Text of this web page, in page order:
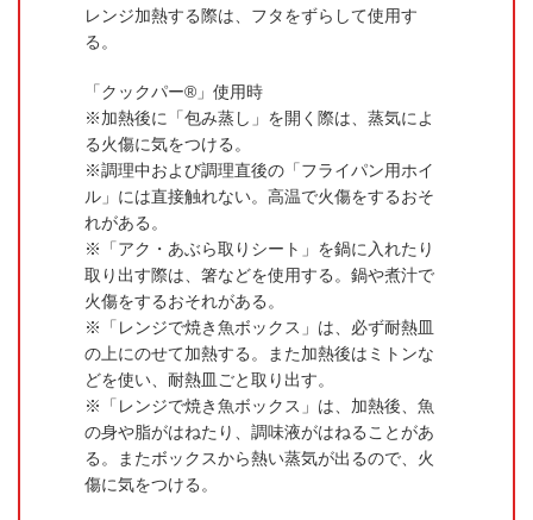
レンジ加熱する際は、フタをずらして使用す
る。
「クックパー®」使用時
加熱後に「包み蒸し」を開く際は、蒸気によ
る火傷に気をつける。
調理中および調理直後の「フライパン用ホイ
ル」には直接触れない。高温で火傷をするおそ
れがある。
「アク・あぶら取りシート」を鍋に入れたり
取り出す際は、箸などを使用する。鍋や煮汁で
火傷をするおそれがある。
「レンジで焼き魚ボックス」は、必ず耐熱皿
の上にのせて加熱する。また加熱後はミトンな
どを使い、耐熱皿ごと取り出す。
「レンジで焼き魚ボックス」は、加熱後、魚
の身や脂がはねたり、調味液がはねることがあ
る。またボックスから熱い蒸気が出るので、火
傷に気をつける。